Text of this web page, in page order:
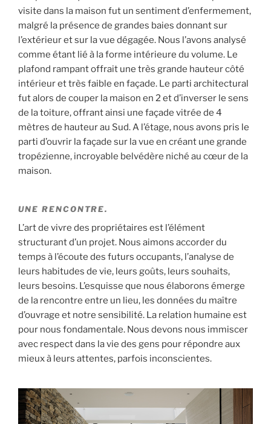
visite dans la maison fut un sentiment d’enfermement,
malgré la présence de grandes baies donnant sur
l’extérieur et sur la vue dégagée. Nous l’avons analysé
comme étant lié à la forme intérieure du volume. Le
plafond rampant offrait une très grande hauteur côté
intérieur et très faible en façade. Le parti architectural
fut alors de couper la maison en 2 et d’inverser le sens
de la toiture, offrant ainsi une façade vitrée de 4
mètres de hauteur au Sud. A l’étage, nous avons pris le
parti d’ouvrir la façade sur la vue en créant une grande
tropézienne, incroyable belvédère niché au cœur de la
maison.
UNE RENCONTRE.
L’art de vivre des propriétaires est l’élément
structurant d’un projet. Nous aimons accorder du
temps à l’écoute des futurs occupants, l’analyse de
leurs habitudes de vie, leurs goûts, leurs souhaits,
leurs besoins. L’esquisse que nous élaborons émerge
de la rencontre entre un lieu, les données du maître
d’ouvrage et notre sensibilité. La relation humaine est
pour nous fondamentale. Nous devons nous immiscer
avec respect dans la vie des gens pour répondre aux
mieux à leurs attentes, parfois inconscientes.